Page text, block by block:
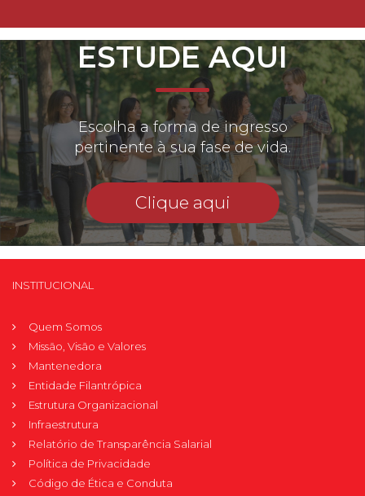
ESTUDE AQUI
Escolha a forma de ingresso
pertinente à sua fase de vida.
Clique aqui
INSTITUCIONAL
Quem Somos
Missão, Visão e Valores
Mantenedora
Entidade Filantrópica
Estrutura Organizacional
Infraestrutura
Relatório de Transparência Salarial
Política de Privacidade
Código de Ética e Conduta